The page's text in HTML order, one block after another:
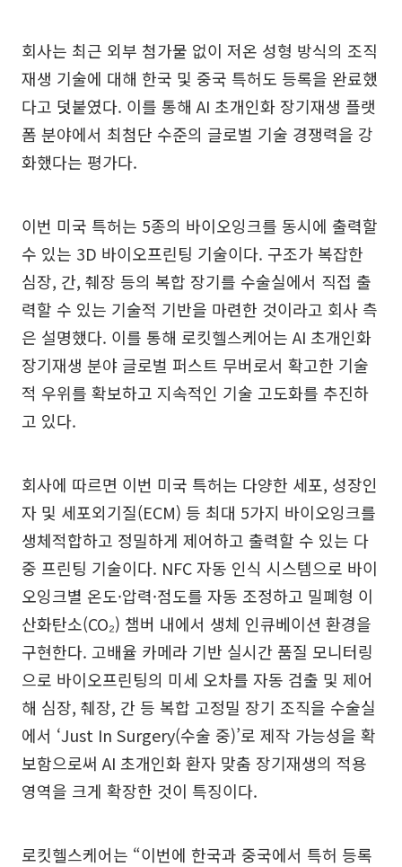
회사는 최근 외부 첨가물 없이 저온 성형 방식의 조직
재생 기술에 대해 한국 및 중국 특허도 등록을 완료했
다고 덧붙였다. 이를 통해 AI 초개인화 장기재생 플랫
폼 분야에서 최첨단 수준의 글로벌 기술 경쟁력을 강
화했다는 평가다.
이번 미국 특허는 5종의 바이오잉크를 동시에 출력할
수 있는 3D 바이오프린팅 기술이다. 구조가 복잡한
심장, 간, 췌장 등의 복합 장기를 수술실에서 직접 출
력할 수 있는 기술적 기반을 마련한 것이라고 회사 측
은 설명했다. 이를 통해 로킷헬스케어는 AI 초개인화
장기재생 분야 글로벌 퍼스트 무버로서 확고한 기술
적 우위를 확보하고 지속적인 기술 고도화를 추진하
고 있다.
회사에 따르면 이번 미국 특허는 다양한 세포, 성장인
자 및 세포외기질(ECM) 등 최대 5가지 바이오잉크를
생체적합하고 정밀하게 제어하고 출력할 수 있는 다
중 프린팅 기술이다. NFC 자동 인식 시스템으로 바이
오잉크별 온도·압력·점도를 자동 조정하고 밀폐형 이
산화탄소(CO₂) 챔버 내에서 생체 인큐베이션 환경을
구현한다. 고배율 카메라 기반 실시간 품질 모니터링
으로 바이오프린팅의 미세 오차를 자동 검출 및 제어
해 심장, 췌장, 간 등 복합 고정밀 장기 조직을 수술실
에서 ‘Just In Surgery(수술 중)’로 제작 가능성을 확
보함으로써 AI 초개인화 환자 맞춤 장기재생의 적용
영역을 크게 확장한 것이 특징이다.
로킷헬스케어는 “이번에 한국과 중국에서 특허 등록